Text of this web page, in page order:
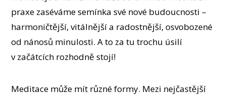
praxe zaséváme semínka své nové budoucnosti –
harmoničtější, vitálnější a radostnější, osvobozené
od nánosů minulosti. A to za tu trochu úsilí
v začátcích rozhodně stojí!
Meditace může mít různé formy. Mezi nejčastější